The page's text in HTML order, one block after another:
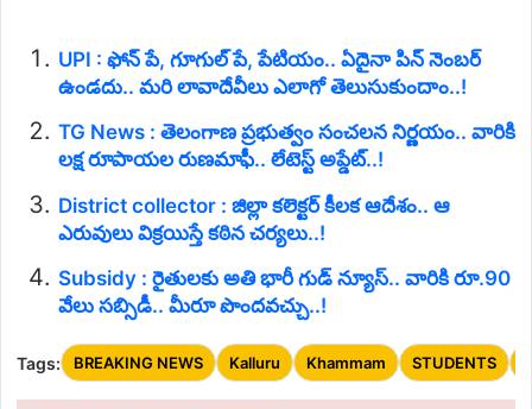
UPI : ఫోన్ పే, గూగుల్ పే, పేటియం.. ఏదైనా పిన్ నెంబర్
ఉండదు.. మరి లావాదేవీలు ఎలాగో తెలుసుకుందాం..!
TG News : తెలంగాణ ప్రభుత్వం సంచలన నిర్ణయం.. వారికి
లక్ష రూపాయల రుణమాఫీ.. లేటెస్ట్ అప్డేట్..!
District collector : జిల్లా కలెక్టర్ కీలక ఆదేశం.. ఆ
ఎరువులు విక్రయిస్తే కఠిన చర్యలు..!
Subsidy : రైతులకు అతి భారీ గుడ్ న్యూస్.. వారికి రూ.90
వేలు సబ్సిడీ.. మీరూ పొందవచ్చు..!
Tags: BREAKING NEWS Kalluru Khammam STUDENTS